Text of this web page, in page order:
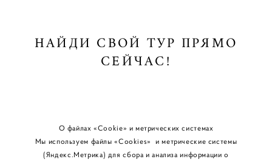
НАЙДИ СВОЙ ТУР ПРЯМО
СЕЙЧАС!
О файлах «Cookie» и метрических системах
Мы используем файлы «Cookies» и метрические системы
(Яндекс.Метрика) для сбора и анализа информации о